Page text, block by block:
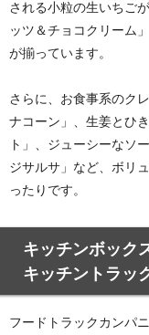
される小粒の生いちご
ッツ＆チョコクリーム
が揃っています。
さらに、お食事系のク
ナコーン」、生姜とひ
ト」、ジューシーなソ
ジサルサ」など、ボリ
ったりです。
キッチンボック
キッチントラッ
フードトラックカンパ